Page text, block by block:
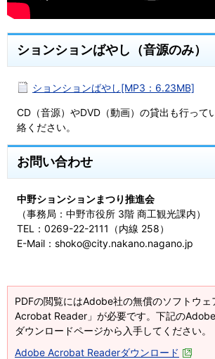
ションションばやし（音源のみ）
ションションばやし[MP3：6.23MB]
CD（音源）やDVD（動画）の貸出も行って
絡ください。
お問い合わせ
中野ションションまつり推進会
（事務局：中野市役所 3階 商工観光課内）
TEL：0269-22-2111（内線 258）
E-Mail：shoko@city.nakano.nagano.jp
PDFの閲覧にはAdobe社の無償のソフトウ
Acrobat Reader」が必要です。下記の
ダウンロードページから入手してください。
Adobe Acrobat Readerダウンロード